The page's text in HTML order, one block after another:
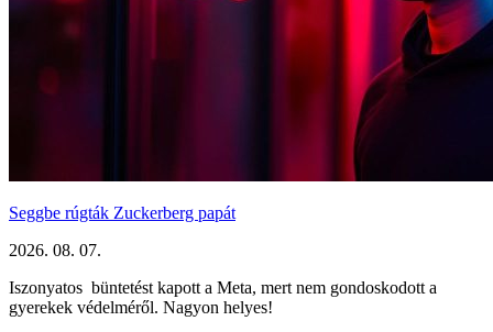
Seggbe rúgták Zuckerberg papát
2026. 08. 07.
Iszonyatos büntetést kapott a Meta, mert nem gondoskodott a
gyerekek védelméről. Nagyon helyes!